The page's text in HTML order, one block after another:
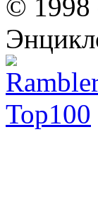
© 1998